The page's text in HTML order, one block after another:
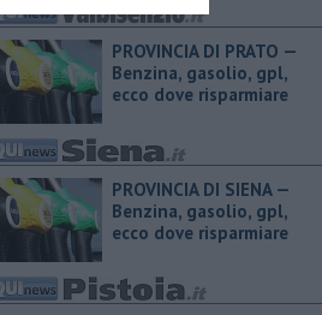
PROVINCIA DI PRATO — ​
Benzina, gasolio, gpl,
ecco dove risparmiare
PROVINCIA DI SIENA — ​
Benzina, gasolio, gpl,
ecco dove risparmiare